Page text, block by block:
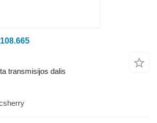
transmisijos dalis